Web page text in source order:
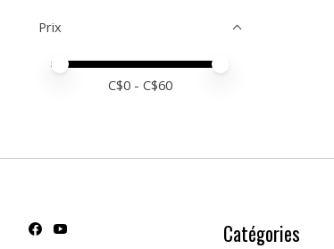
Prix
Prix minimum
Price maximum value
C$0 - C$60
Catégories